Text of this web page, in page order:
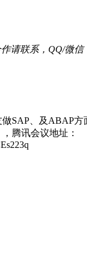
请联系，QQ/微信
SAP、及ABAP方
腾讯会议地址：